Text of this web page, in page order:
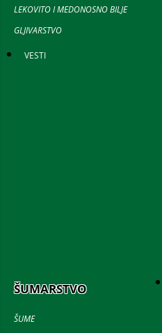
LEKOVITO I MEDONOSNO BILJE
GLJIVARSTVO
VESTI
ŠUMARSTVO
ŠUME